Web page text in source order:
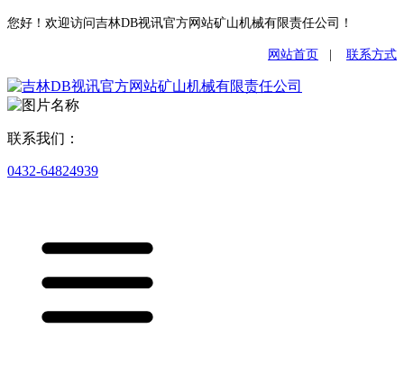
您好！欢迎访问吉林DB视讯官方网站矿山机械有限责任公司！
网站首页 联系方式
联系我们：
0432-64824939